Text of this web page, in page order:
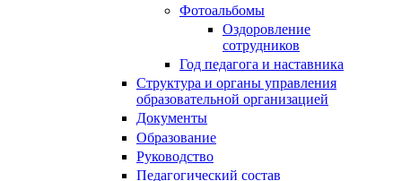
Фотоальбомы
Оздоровление
сотрудников
Год педагога и наставника
Структура и органы управления
образовательной организацией
Документы
Образование
Руководство
Педагогический состав